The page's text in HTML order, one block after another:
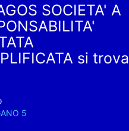
SOCIETA' A
si trova
5